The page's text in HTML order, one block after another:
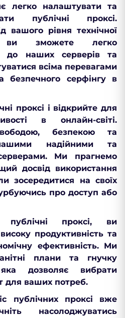
легко налаштувати та
публічні проксі.
вашого рівня технічної
ви зможете легко
до наших серверів та
всіма перевагами
безпечного серфінгу в
проксі і відкрийте для
в онлайн-світі.
безпекою та
надійними та
Ми прагнемо
досвід використання
зосередитися на своїх
про доступ або
проксі, ви
продуктивність та
ефективність. Ми
плани та гнучку
дозволяє вибрати
для ваших потреб.
публічних проксі вже
насолоджуватись